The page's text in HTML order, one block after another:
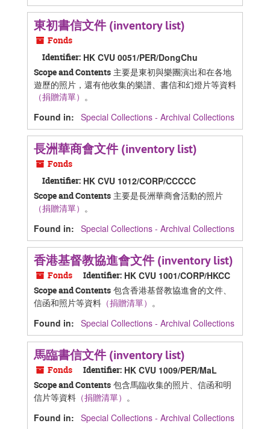
東初書信文件 (inventory list)
Fonds
Identifier: HK CVU 0051/PER/DongChu
Scope and Contents 主要是東初與樂團演出和在各地
遊歷的照片，還有他收集的樂譜、書信和幻燈片等資料
（捐贈清單） 。
Found in: Special Collections - Archival Collections
長洲華商會文件 (inventory list)
Fonds
Identifier: HK CVU 1012/CORP/CCCCC
Scope and Contents 主要是長洲華商會活動的照片
（捐贈清單） 。
Found in: Special Collections - Archival Collections
香港基督教協進會文件 (inventory list)
Fonds Identifier: HK CVU 1001/CORP/HKCC
Scope and Contents 包含香港基督教協進會的文件、
信函和照片等資料 （捐贈清單） 。
Found in: Special Collections - Archival Collections
馬臨書信文件 (inventory list)
Fonds Identifier: HK CVU 1009/PER/MaL
Scope and Contents 包含馬臨收集的照片、信函和明
信片等資料 （捐贈清單） 。
Found in: Special Collections - Archival Collections